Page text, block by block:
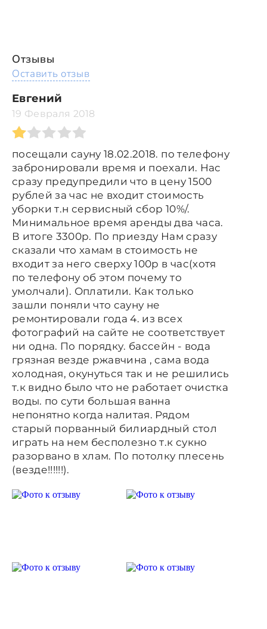
Отзывы
Оставить отзыв
Евгений
19 Февраля 2018
посещали сауну 18.02.2018. по телефону
забронировали время и поехали. Нас
сразу предупредили что в цену 1500
рублей за час не входит стоимость
уборки т.н сервисный сбор 10%/.
Минимальное время аренды два часа.
В итоге 3300р. По приезду Нам сразу
сказали что хамам в стоимость не
входит за него сверху 100р в час(хотя
по телефону об этом почему то
умолчали). Оплатили. Как только
зашли поняли что сауну не
ремонтировали года 4. из всех
фотографий на сайте не соответствует
ни одна. По порядку. бассейн - вода
грязная везде ржавчина , сама вода
холодная, окунуться так и не решились
т.к видно было что не работает очистка
воды. по сути большая ванна
непонятно когда налитая. Рядом
старый порванный билиардный стол
играть на нем бесполезно т.к сукно
разорвано в хлам. По потолку плесень
(везде!!!!!!).